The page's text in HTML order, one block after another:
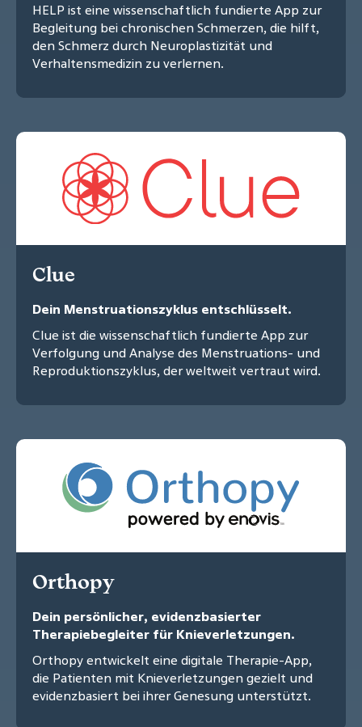
HELP ist eine wissenschaftlich fundierte App zur
Begleitung bei chronischen Schmerzen, die hilft,
den Schmerz durch Neuroplastizität und
Verhaltensmedizin zu verlernen.
Clue
Dein Menstruationszyklus entschlüsselt.
Clue ist die wissenschaftlich fundierte App zur
Verfolgung und Analyse des Menstruations- und
Reproduktionszyklus, der weltweit vertraut wird.
Orthopy
Dein persönlicher, evidenzbasierter
Therapiebegleiter für Knieverletzungen.
Orthopy entwickelt eine digitale Therapie-App,
die Patienten mit Knieverletzungen gezielt und
evidenzbasiert bei ihrer Genesung unterstützt.